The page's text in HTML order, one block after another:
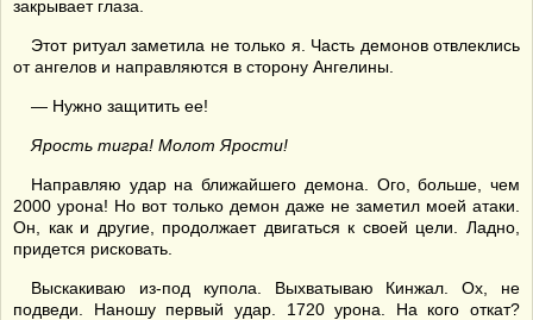
закрывает глаза.
Этот ритуал заметила не только я. Часть демонов отвлеклись
от ангелов и направляются в сторону Ангелины.
— Нужно защитить ее!
Ярость тигра! Молот Ярости!
Направляю удар на ближайшего демона. Ого, больше, чем
2000 урона! Но вот только демон даже не заметил моей атаки.
Он, как и другие, продолжает двигаться к своей цели. Ладно,
придется рисковать.
Выскакиваю из-под купола. Выхватываю Кинжал. Ох, не
подведи. Наношу первый удар. 1720 урона. На кого откат?